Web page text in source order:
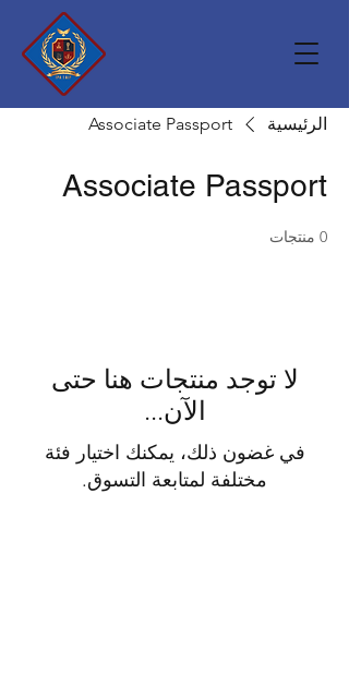
الرئيسية Associate Passport
Associate Passport
0 منتجات
لا توجد منتجات هنا حتى
الآن...
في غضون ذلك، يمكنك اختيار فئة
مختلفة لمتابعة التسوق.